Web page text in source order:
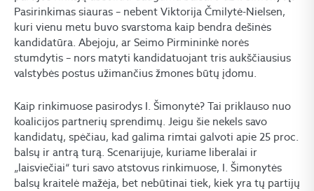
Pasirinkimas siauras – nebent Viktorija Čmilytė-Nielsen,
kuri vienu metu buvo svarstoma kaip bendra dešinės
kandidatūra. Abejoju, ar Seimo Pirmininkė norės
stumdytis – nors matyti kandidatuojant tris aukščiausius
valstybės postus užimančius žmones būtų įdomu.
Kaip rinkimuose pasirodys I. Šimonytė? Tai priklauso nuo
koalicijos partnerių sprendimų. Jeigu šie nekels savo
kandidatų, spėčiau, kad galima rimtai galvoti apie 25 proc.
balsų ir antrą turą. Scenarijuje, kuriame liberalai ir
„laisviečiai“ turi savo atstovus rinkimuose, I. Šimonytės
balsų kraitelė mažėja, bet nebūtinai tiek, kiek yra tų partijų